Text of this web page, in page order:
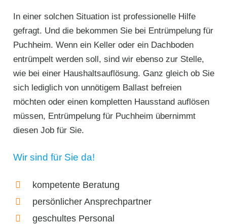
In einer solchen Situation ist professionelle Hilfe
gefragt. Und die bekommen Sie bei Entrümpelung für
Puchheim. Wenn ein Keller oder ein Dachboden
entrümpelt werden soll, sind wir ebenso zur Stelle,
wie bei einer Haushaltsauflösung. Ganz gleich ob Sie
sich lediglich von unnötigem Ballast befreien
möchten oder einen kompletten Hausstand auflösen
müssen, Entrümpelung für Puchheim übernimmt
diesen Job für Sie.
Wir sind für Sie da!
kompetente Beratung
persönlicher Ansprechpartner
geschultes Personal